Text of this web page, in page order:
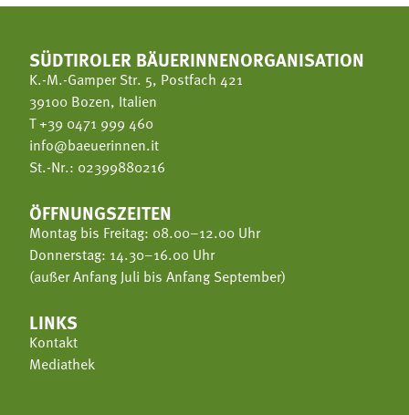
SÜDTIROLER BÄUERINNENORGANISATION
K.-M.-Gamper Str. 5, Postfach 421
39100 Bozen, Italien
T+39 0471 999 460
info@baeuerinnen.it
St.-Nr.: 02399880216
ÖFFNUNGSZEITEN
Montag bis Freitag: 08.00–12.00 Uhr
Donnerstag: 14.30–16.00 Uhr
(außer Anfang Juli bis Anfang September)
LINKS
Kontakt
Mediathek